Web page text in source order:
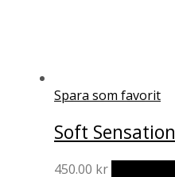
Spara som favorit
Soft
450.00 kr